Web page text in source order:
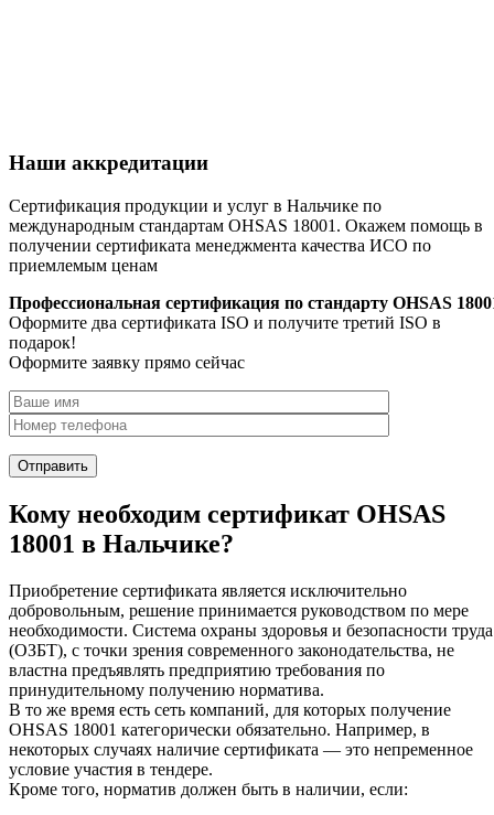
Наши аккредитации
Сертификация продукции и услуг в Нальчике по
международным стандартам OHSAS 18001. Окажем помощь в
получении сертификата менеджмента качества ИСО по
приемлемым ценам
Профессиональная сертификация по стандарту OHSAS
Оформите два сертификата ISO и получите третий ISO в
подарок!
Оформите заявку прямо сейчас
Кому необходим сертификат OHSAS
18001 в Нальчике?
Приобретение сертификата является исключительно
добровольным, решение принимается руководством по мере
необходимости. Система охраны здоровья и безопасности труда
(ОЗБТ), с точки зрения современного законодательства, не
властна предъявлять предприятию требования по
принудительному получению норматива.
В то же время есть сеть компаний, для которых получение
OHSAS 18001 категорически обязательно. Например, в
некоторых случаях наличие сертификата — это непременное
условие участия в тендере.
Кроме того, норматив должен быть в наличии, если: